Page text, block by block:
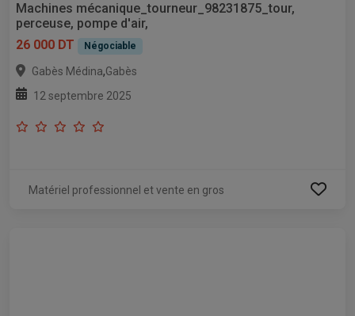
Machines mécanique_tourneur_98231875_tour,
perceuse, pompe d'air,
26 000 DT
Négociable
Gabès Médina,Gabès
12 septembre 2025
Matériel professionnel et vente en gros